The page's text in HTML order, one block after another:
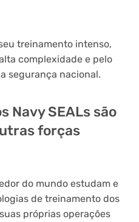
treinamento intenso,
complexidade e pelo
segurança nacional.
Navy SEALs são
forças
do mundo estudam e
de treinamento dos
próprias operações